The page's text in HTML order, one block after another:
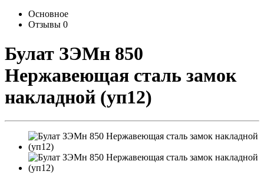
Основное
Отзывы 0
Булат ЗЭМн 850
Нержавеющая сталь замок
накладной (уп12)